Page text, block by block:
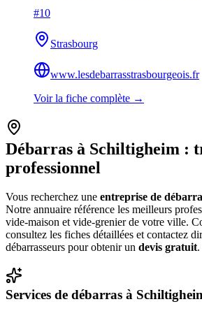
#10
Strasbourg
www.lesdebarrasstrasbourgeois.fr
Voir la fiche complète →
Débarras à Schiltigheim :
professionnel
Vous recherchez une entreprise de
Notre annuaire référence les meilleurs
vide-maison et vide-grenier de votre ville.
consultez les fiches détaillées et contactez
débarrasseurs pour obtenir un devis gratuit.
Services de débarras à